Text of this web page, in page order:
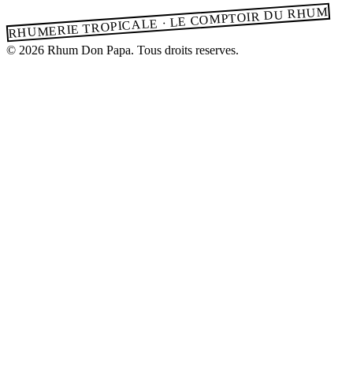
RHUMERIE TROPICALE · LE COMPTOIR DU RHUM
© 2026 Rhum Don Papa. Tous droits reserves.